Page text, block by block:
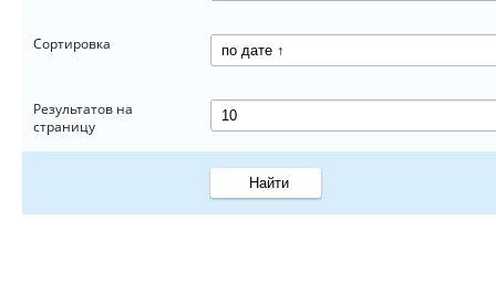
Сортировка
Результатов на
страницу